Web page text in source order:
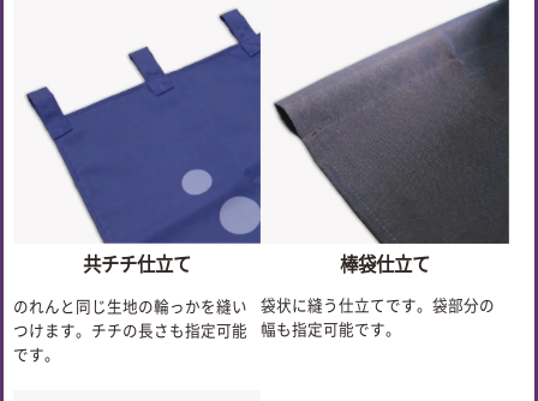
共チチ仕立て
のれんと同じ生地の輪っかを縫い
つけます。チチの長さも指定可能
です。
棒袋仕立て
袋状に縫う仕立てです。袋部分の
幅も指定可能です。